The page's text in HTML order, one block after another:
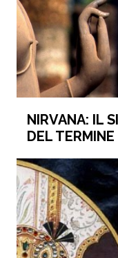
NIRVANA: IL
DEL TERMINE